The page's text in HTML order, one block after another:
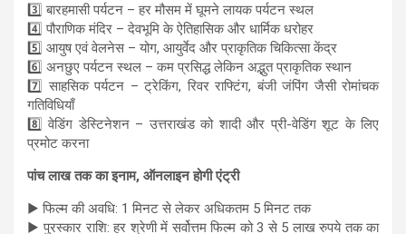
3️⃣ बारहमासी पर्यटन – हर मौसम में घूमने लायक पर्यटन स्थल
4️⃣ पौराणिक मंदिर – देवभूमि के ऐतिहासिक और धार्मिक धरोहर
5️⃣ आयुष एवं वेलनेस – योग, आयुर्वेद और प्राकृतिक चिकित्सा केंद्र
6️⃣ अनछुए पर्यटन स्थल – कम प्रसिद्ध लेकिन अद्भुत प्राकृतिक स्थान
7️⃣ साहसिक पर्यटन – ट्रेकिंग, रिवर राफ्टिंग, बंजी जंपिंग जैसी रोमांचक
गतिविधियाँ
8️⃣ वेडिंग डेस्टिनेशन – उत्तराखंड को शादी और प्री-वेडिंग शूट के लिए
प्रमोट करना
पांच लाख तक का इनाम, ऑनलाइन होगी एंट्री
▶ फिल्म की अवधि: 1 मिनट से लेकर अधिकतम 5 मिनट तक
▶ पुरस्कार राशि: हर श्रेणी में सर्वोत्तम फिल्म को 3 से 5 लाख रुपये तक का